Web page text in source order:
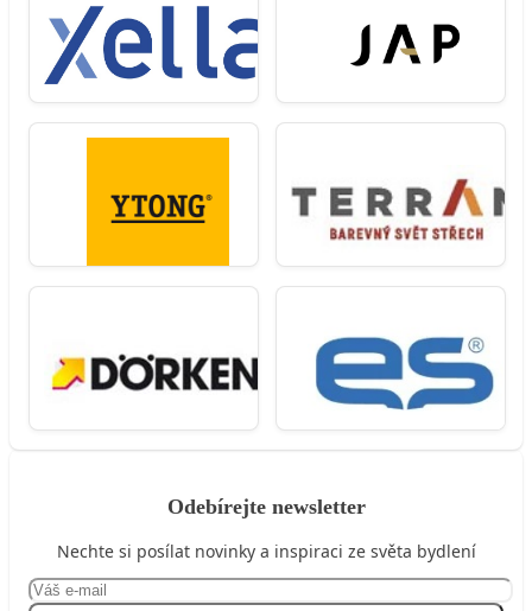
Odebírejte newsletter
Nechte si posílat novinky a inspiraci ze světa bydlení